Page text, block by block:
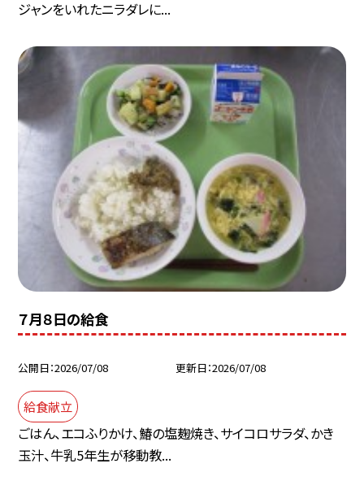
ジャンをいれたニラダレに...
７月８日の給食
公開日 2026/07/08 更新日 2026/07/08
給食献立
ごはん、エコふりかけ、鰆の塩麹焼き、サイコロサラダ、かき
玉汁、牛乳5年生が移動教...